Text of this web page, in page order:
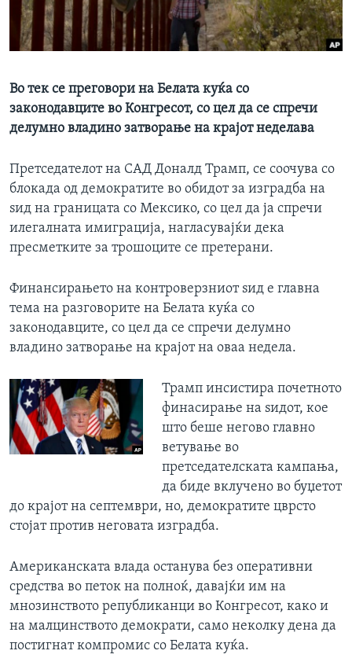
ИНТЕРВЈУА
Јазици
Во тек се преговори на Белата куќа со
законодавците во Конгресот, со цел да се спречи
делумно владино затворање на крајот неделава
Претседателот на САД Доналд Трамп, се соочува со
блокада од демократите во обидот за изградба на
ѕид на границата со Мексико, со цел да ја спречи
илегалната имиграција, нагласувајќи дека
пресметките за трошоците се претерани.
Финансирањето на контроверзниот ѕид е главна
тема на разговорите на Белата куќа со
законодавците, со цел да се спречи делумно
владино затворање на крајот на оваа недела.
Трамп инсистира почетното
финасирање на ѕидот, кое
што беше негово главно
ветување во
претседателската кампања,
да биде вклучено во буџетот
до крајот на септември, но, демократите цврсто
стојат против неговата изградба.
Американската влада останува без оперативни
средства во петок на полноќ, давајќи им на
мнозинството републиканци во Конгресот, како и
на малцинството демократи, само неколку дена да
постигнат компромис со Белата куќа.